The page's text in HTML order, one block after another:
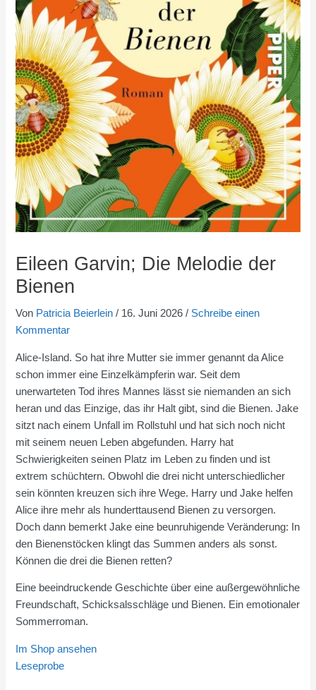
Eileen Garvin; Die Melodie der
Bienen
Von Patricia Beierlein/ 16. Juni 2026/ Schreibe einen
Kommentar
Alice-Island. So hat ihre Mutter sie immer genannt da Alice
schon immer eine Einzelkämpferin war. Seit dem
unerwarteten Tod ihres Mannes lässt sie niemanden an sich
heran und das Einzige, das ihr Halt gibt, sind die Bienen. Jake
sitzt nach einem Unfall im Rollstuhl und hat sich noch nicht
mit seinem neuen Leben abgefunden. Harry hat
Schwierigkeiten seinen Platz im Leben zu finden und ist
extrem schüchtern. Obwohl die drei nicht unterschiedlicher
sein könnten kreuzen sich ihre Wege. Harry und Jake helfen
Alice ihre mehr als hunderttausend Bienen zu versorgen.
Doch dann bemerkt Jake eine beunruhigende Veränderung: In
den Bienenstöcken klingt das Summen anders als sonst.
Können die drei die Bienen retten?
Eine beeindruckende Geschichte über eine außergewöhnliche
Freundschaft, Schicksalsschläge und Bienen. Ein emotionaler
Sommerroman.
Im Shop ansehen
Leseprobe